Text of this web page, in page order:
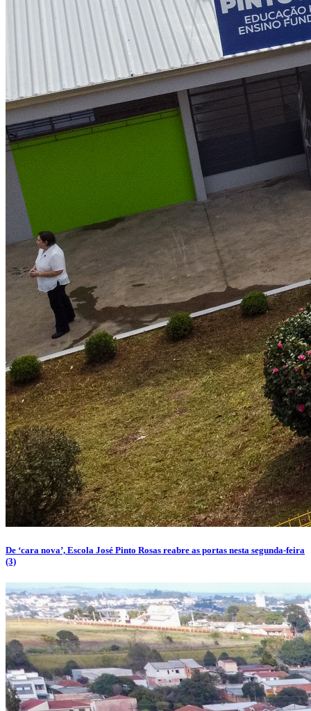
De ‘cara nova’, Escola José Pinto Rosas reabre as portas nesta segunda-feira
(3)